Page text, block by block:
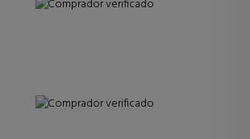
Comprador verificado
Comprador verificado